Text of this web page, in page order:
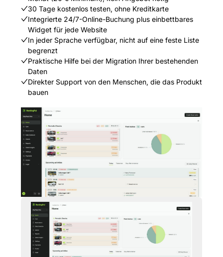
30 Tage kostenlos testen, ohne Kreditkarte
Integrierte 24/7-Online-Buchung plus einbettbares
Widget für jede Website
In jeder Sprache verfügbar, nicht auf eine feste Liste
begrenzt
Praktische Hilfe bei der Migration Ihrer bestehenden
Daten
Direkter Support von den Menschen, die das Produkt
bauen